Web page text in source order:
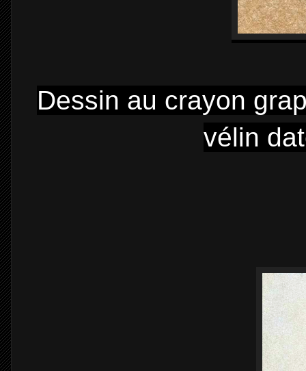
Dessin au crayon
vélin